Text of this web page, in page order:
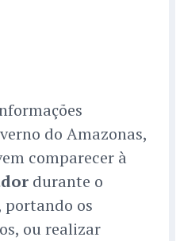
do Amazonas,
comparecer à
durante o
os
ou realizar